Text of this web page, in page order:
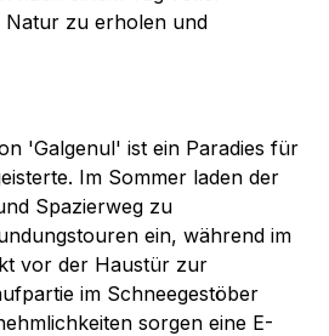
Natur zu erholen und
'Galgenul' ist ein Paradies für
Im Sommer laden der
Spazierweg zu
ein, während im
vor der Haustür zur
im Schneegestöber
sorgen eine E-